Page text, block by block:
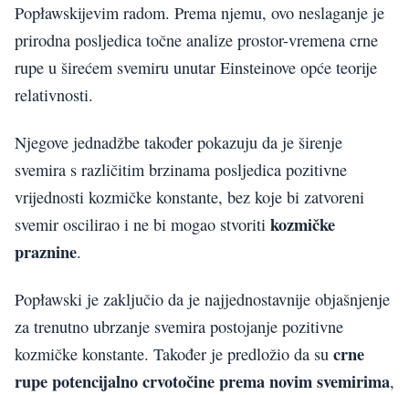
Popławskijevim radom. Prema njemu, ovo neslaganje je
prirodna posljedica točne analize prostor-vremena crne
rupe u širećem svemiru unutar Einsteinove opće teorije
relativnosti.
Njegove jednadžbe također pokazuju da je širenje
svemira s različitim brzinama posljedica pozitivne
vrijednosti kozmičke konstante, bez koje bi zatvoreni
svemir oscilirao i ne bi mogao stvoriti kozmičke
praznine.
Popławski je zaključio da je najjednostavnije objašnjenje
za trenutno ubrzanje svemira postojanje pozitivne
kozmičke konstante. Također je predložio da su crne
rupe potencijalno crvotočine prema novim svemirima,